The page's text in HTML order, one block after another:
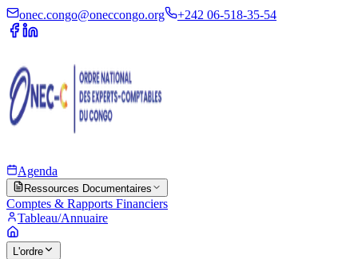
onec.congo@oneccongo.org +242 06-518-35-54
Agenda
Ressources Documentaires
Comptes & Rapports Financiers
Tableau/Annuaire
L'ordre